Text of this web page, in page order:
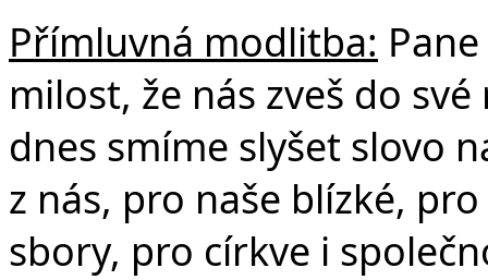
Přímluvná modlitba:
milost, že nás zveš do
dnes smíme slyšet slovo
z nás, pro naše blízké,
sbory, pro církve i